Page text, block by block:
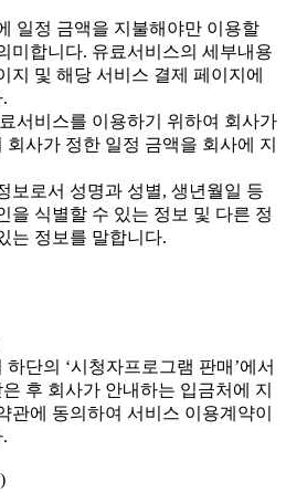
일정 금액을 지불해야만 이용할
미합니다. 유료서비스의 세부내용
지 및 해당 서비스 결제 페이지에
서비스를 이용하기 위하여 회사가
사가 정한 일정 금액을 회사에 지
보로서 성명과 성별, 생년월일 등
을 식별할 수 있는 정보 및 다른 정
는 정보를 말합니다.
단의 ‘시청자프로그램 판매’에서
후 회사가 안내하는 입금처에 지
관에 동의하여 서비스 이용계약이